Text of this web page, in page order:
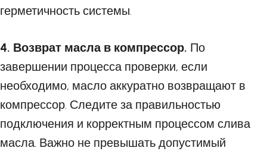
герметичность системы.
4. Возврат масла в компрессор. По
завершении процесса проверки, если
необходимо, масло аккуратно возвращают в
компрессор. Следите за правильностью
подключения и корректным процессом слива
масла. Важно не превышать допустимый